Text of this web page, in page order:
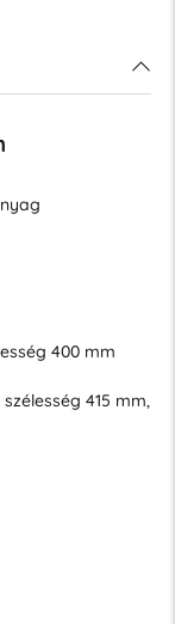
400 mm
415 mm,